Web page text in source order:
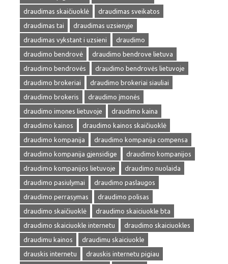
draudimas skaičiuoklė
draudimas sveikatos
draudimas tai
draudimas uzsienyje
draudimas vykstant i uzsieni
draudimo
draudimo bendrovė
draudimo bendrove lietuva
draudimo bendrovės
draudimo bendrovės lietuvoje
draudimo brokeriai
draudimo brokeriai siauliai
draudimo brokeris
draudimo įmonės
draudimo imones lietuvoje
draudimo kaina
draudimo kainos
draudimo kainos skaičiuoklė
draudimo kompanija
draudimo kompanija compensa
draudimo kompanija gjensidige
draudimo kompanijos
draudimo kompanijos lietuvoje
draudimo nuolaida
draudimo pasiulymai
draudimo paslaugos
draudimo perrasymas
draudimo polisas
draudimo skaičiuoklė
draudimo skaiciuokle bta
draudimo skaiciuokle internetu
draudimo skaiciuokles
draudimu kainos
draudimu skaiciuokle
drauskis internetu
drauskis internetu pigiau